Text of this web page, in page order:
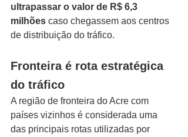
ultrapassar o valor de R$ 6,3
milhões caso chegassem aos centros
de distribuição do tráfico.
Fronteira é rota estratégica
do tráfico
A região de fronteira do Acre com
países vizinhos é considerada uma
das principais rotas utilizadas por